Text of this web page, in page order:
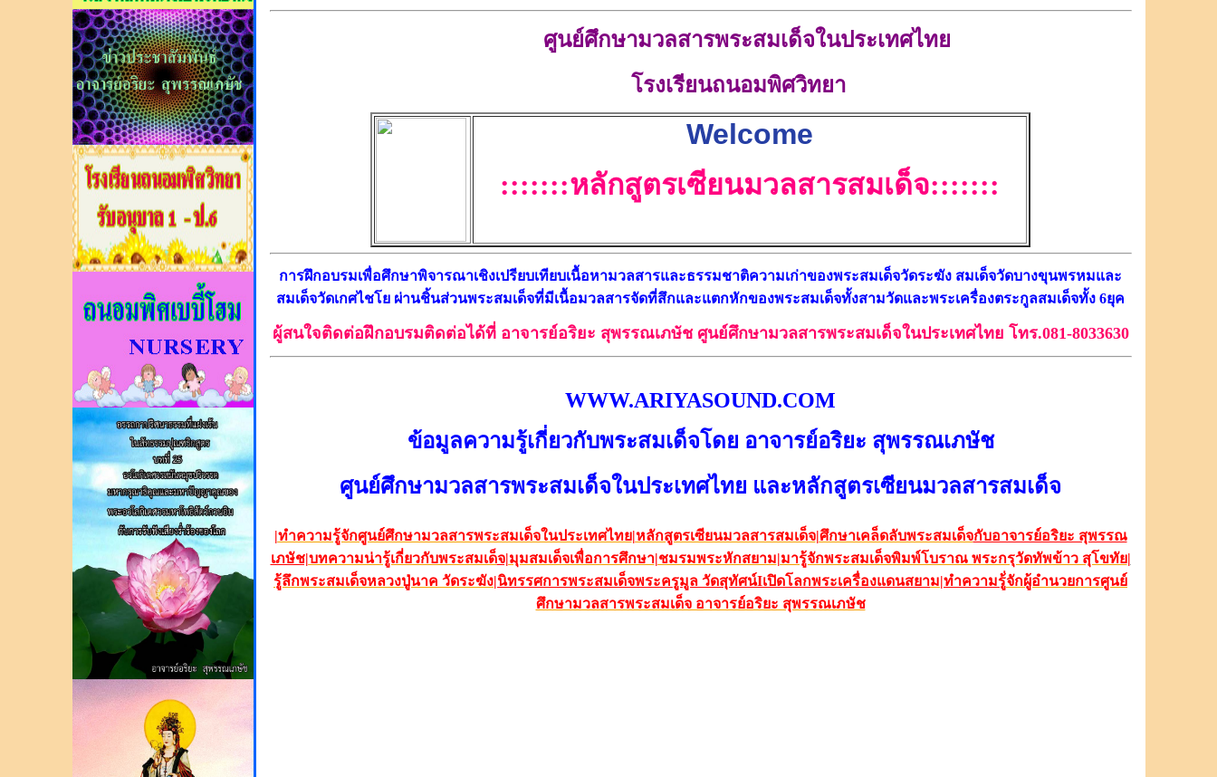
ศูนย์ศึกษามวลสารพระสมเด็จในประเทศไทย
โรงเรียนถนอมพิศวิทยา
Welcome
:::::::หลักสูตรเซียนมวลสารสมเด็จ:::::::
การฝึกอบรมเพื่อศึกษาพิจารณาเชิงเปรียบเทียบเนื้อหามวลสารและธรรมชาติความเก่าของพระสมเด็จวัดระฆัง สมเด็จวัดบางขุนพรหมและ
สมเด็จวัดเกศไชโย ผ่านชิ้นส่วนพระสมเด็จที่มีเนื้อมวลสารจัดที่สึกและแตกหักของพระสมเด็จทั้งสามวัดและพระเครื่องตระกูลสมเด็จทั้ง 6ยุค
ผู้สนใจติดต่อฝึกอบรมติดต่อได้ที่ อาจารย์อริยะ สุพรรณเภษัช ศูนย์ศึกษามวลสารพระสมเด็จในประเทศไทย โทร.081-8033630
WWW.ARIYASOUND.COM
ข้อมูลความรู้เกี่ยวกับพระสมเด็จโดย อาจารย์อริยะ สุพรรณเภษัช
ศูนย์ศึกษามวลสารพระสมเด็จในประเทศไทย และหลักสูตรเซียนมวลสารสมเด็จ
|ทำความรู้จักศูนย์ศึกษามวลสารพระสมเด็จในประเทศไทย|หลักสูตรเซียนมวลสารสมเด็จ|ศึกษาเคล็ดลับพระสมเด็จกับอาจารย์อริยะ สุพรรณ
เภษัช|บทความน่ารู้เกี่ยวกับพระสมเด็จ|มุมสมเด็จเพื่อการศึกษา|ชมรมพระหักสยาม|มารู้จักพระสมเด็จพิมพ์โบราณ พระกรุวัดทัพข้าว สุโขทัย|
รู้ลึกพระสมเด็จหลวงปู่นาค วัดระฆัง|นิทรรศการพระสมเด็จพระครูมูล วัดสุทัศน์Iเปิดโลกพระเครื่องแดนสยาม|ทำความรู้่จักผู้อำนวยการศูนย์
ศึกษามวลสารพระสมเด็จ อาจารย์อริยะ สุพรรณเภษัช